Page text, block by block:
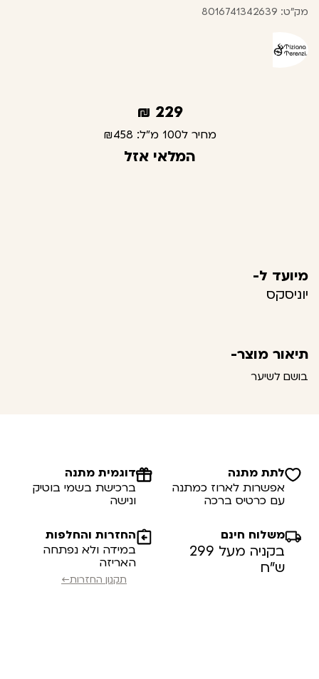
מק"ט: 8016741342639
229
₪
מחיר ל100 מ"ל: ₪458
המלאי אזל
מיועד ל-
יוניסקס
תיאור מוצר-
בושם לשיער
לתת מתנה
אפשרות לארוז כמתנה
עם כרטיס ברכה
דוגמית מתנה
ברכישת בשמי בוטיק
ונישה
משלוח חינם
בקניה מעל 299
ש”ח
החזרות והחלפות
במידה ולא נפתחה
האריזה
תקנון החזרות←